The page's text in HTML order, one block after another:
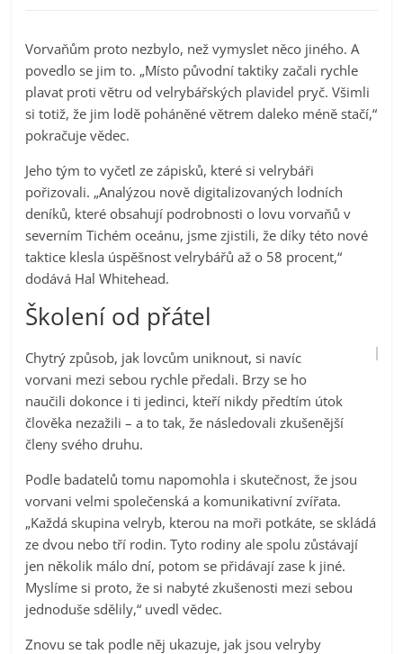
Vorvaňům proto nezbylo, než vymyslet něco jiného. A
povedlo se jim to. „Místo původní taktiky začali rychle
plavat proti větru od velrybářských plavidel pryč. Všimli
si totiž, že jim lodě poháněné větrem daleko méně stačí,“
pokračuje vědec.
Jeho tým to vyčetl ze zápisků, které si velrybáři
pořizovali. „Analýzou nově digitalizovaných lodních
deníků, které obsahují podrobnosti o lovu vorvaňů v
severním Tichém oceánu, jsme zjistili, že díky této nové
taktice klesla úspěšnost velrybářů až o 58 procent,“
dodává Hal Whitehead.
Školení od přátel
Chytrý způsob, jak lovcům uniknout, si navíc
vorvani mezi sebou rychle předali. Brzy se ho
naučili dokonce i ti jedinci, kteří nikdy předtím útok
člověka nezažili – a to tak, že následovali zkušenější
členy svého druhu.
Podle badatelů tomu napomohla i skutečnost, že jsou
vorvani velmi společenská a komunikativní zvířata.
„Každá skupina velryb, kterou na moři potkáte, se skládá
ze dvou nebo tří rodin. Tyto rodiny ale spolu zůstávají
jen několik málo dní, potom se přidávají zase k jiné.
Myslíme si proto, že si nabyté zkušenosti mezi sebou
jednoduše sdělily,“ uvedl vědec.
Znovu se tak podle něj ukazuje, jak jsou velryby